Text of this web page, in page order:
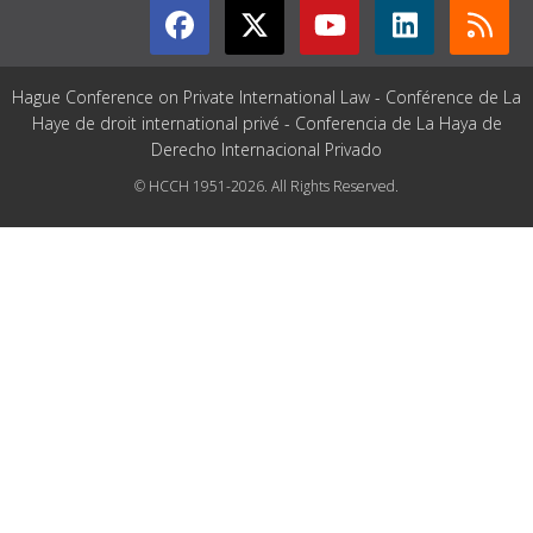
Hague Conference on Private International Law - Conférence de La
Haye de droit international privé - Conferencia de La Haya de
Derecho Internacional Privado
© HCCH 1951-2026. All Rights Reserved.